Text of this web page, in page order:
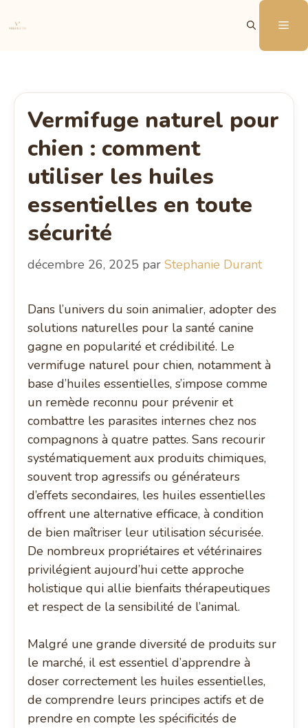
au
Vermifuge naturel pour
chien : comment
utiliser les huiles
essentielles en toute
sécurité
décembre 26, 2025 parStephanie Durant
Dans l’univers du soin animalier, adopter des
solutions naturelles pour la santé canine
gagne en popularité et crédibilité. Le
vermifuge naturel pour chien, notamment à
base d’huiles essentielles, s’impose comme
un remède reconnu pour prévenir et
combattre les parasites internes chez nos
compagnons à quatre pattes. Sans recourir
systématiquement aux produits chimiques,
souvent trop agressifs ou générateurs
d’effets secondaires, les huiles essentielles
offrent une alternative efficace, à condition
de bien maîtriser leur utilisation sécurisée.
De nombreux propriétaires et vétérinaires
privilégient aujourd’hui cette approche
holistique qui allie bienfaits thérapeutiques
et respect de la sensibilité de l’animal.
Malgré une grande diversité de produits sur
le marché, il est essentiel d’apprendre à
doser correctement les huiles essentielles,
de comprendre leurs principes actifs et de
prendre en compte les spécificités de